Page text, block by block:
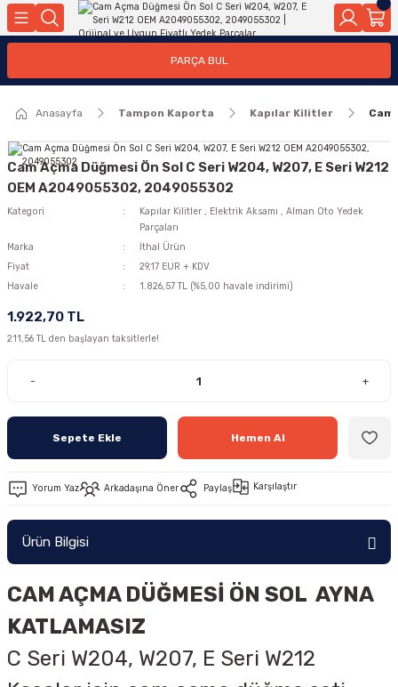
Geri Dön
Geri Dön
Geri Dön
Yakıt Pompası, Yakıt Hatları
Motor Elektrik
Ateşleme Buji Bobin Buji Kablosu
Geri Dön
Geri Dön
Geri Dön
Kollar
Geri Dön
Geri Dön
Ön Arka
Geri Dön
PARÇA BUL
Anasayfa Tampon Kaporta Kapılar Kilitler Cam
Cam Açma Düğmesi Ön Sol C Seri W204, W207, E Seri W212
OEM A2049055302, 2049055302
Kategori Kapılar Kilitler , Elektrik Aksamı , Alman Oto Yedek
Parçaları
Marka
İthal Ürün
Fiyat
29,17 EUR + KDV
Havale
1.826,57 TL (%5,00 havale indirimi)
1.922,70 TL
211,56 TL den başlayan taksitlerle!
- +
Sepete Ekle Hemen Al
Yorum Yaz Arkadaşına Öner Paylaş Karşılaştır
Ürün Bilgisi
CAM AÇMA DÜĞMESİ ÖN SOL AYNA
KATLAMASIZ
C Seri W204, W207, E Seri W212